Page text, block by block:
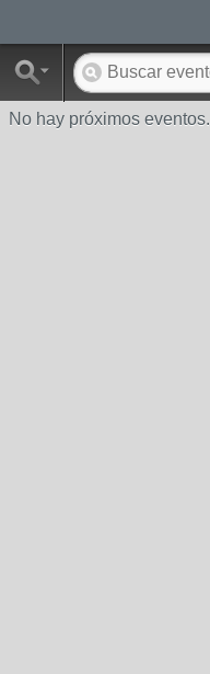
No hay próximos eventos.